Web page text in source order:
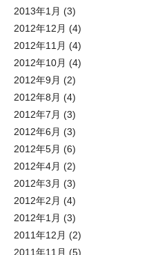
2013年1月 (3)
2012年12月 (4)
2012年11月 (4)
2012年10月 (4)
2012年9月 (2)
2012年8月 (4)
2012年7月 (3)
2012年6月 (3)
2012年5月 (6)
2012年4月 (2)
2012年3月 (3)
2012年2月 (4)
2012年1月 (3)
2011年12月 (2)
2011年11月 (5)